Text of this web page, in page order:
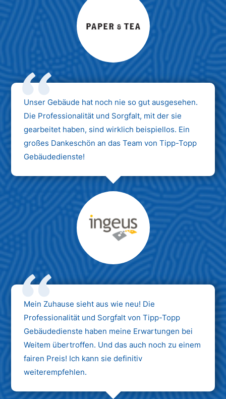
Max Mustermann
Unternehmen AG
Unser Gebäude hat noch nie so gut ausgesehen.
Die Professionalität und Sorgfalt, mit der sie
gearbeitet haben, sind wirklich beispiellos. Ein
großes Dankeschön an das Team von Tipp-Topp
Gebäudedienste!
Max Mustermann
Unternehmen AG
Mein Zuhause sieht aus wie neu! Die
Professionalität und Sorgfalt von Tipp-Topp
Gebäudedienste haben meine Erwartungen bei
Weitem übertroffen. Und das auch noch zu einem
fairen Preis! Ich kann sie definitiv
weiterempfehlen.